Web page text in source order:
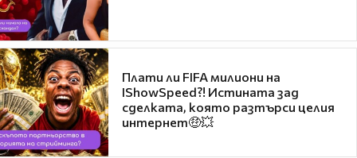
Плати ли FIFA милиони на
IShowSpeed?! Истината зад
сделката, която разтърси целия
интернет🤑💥